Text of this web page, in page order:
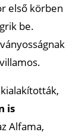
első körben
be.
is
Alfama,